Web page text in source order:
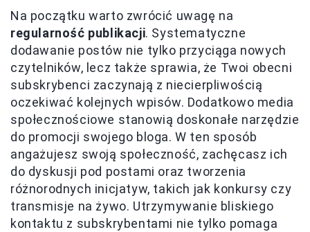
Na początku warto zwrócić uwagę na
regularność publikacji. Systematyczne
dodawanie postów nie tylko przyciąga nowych
czytelników, lecz także sprawia, że Twoi obecni
subskrybenci zaczynają z niecierpliwością
oczekiwać kolejnych wpisów. Dodatkowo media
społecznościowe stanowią doskonałe narzędzie
do promocji swojego bloga. W ten sposób
angażujesz swoją społeczność, zachęcasz ich
do dyskusji pod postami oraz tworzenia
różnorodnych inicjatyw, takich jak konkursy czy
transmisje na żywo. Utrzymywanie bliskiego
kontaktu z subskrybentami nie tylko pomaga